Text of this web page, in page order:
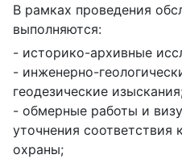
В рамках проведения
выполняются:
- историко-архивные
- инженерно-
геодезические
- обмерные работы и
уточнения соответствия
охраны;